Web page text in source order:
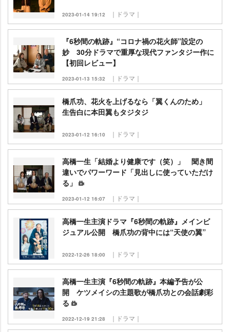
2023-01-14 19:12 ｜ドラマ｜
『6秒間の軌跡』“コロナ禍の花火師”設定の
妙 30分ドラマで重厚な現代ファンタジー作に
【初回レビュー】
2023-01-13 15:32 ｜ドラマ｜
橋爪功、花火を上げるなら「翼くんのため」
生告白に本田翼もタジタジ
2023-01-12 16:10 ｜ドラマ｜
高橋一生「結婚より健康です（笑）」 聞き間
違いでパワーワード「見出しに使っていただけ
る」
2023-01-12 16:07 ｜ドラマ｜
高橋一生主演ドラマ『6秒間の軌跡』メインビ
ジュアル公開 橋爪功の背中には“天使の翼”
2022-12-26 18:00 ｜ドラマ｜
高橋一生主演『6秒間の軌跡』本編予告が公
開 ケツメイシの主題歌が橋爪功との会話劇彩
る
2022-12-19 21:28 ｜ドラマ｜